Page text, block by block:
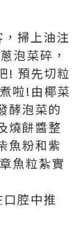
掃上油注
泡菜碎，
! 預先切粒
啦!由椰菜
酵泡菜的
燒餅醬整
魚粉和紫
魚粒紮實
腔中推